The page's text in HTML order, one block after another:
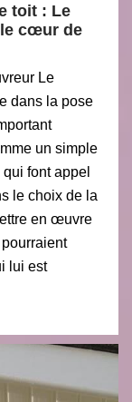
toit : Le
le cœur de
Le
dans la pose
un simple
font appel
le choix de la
en œuvre
lui est